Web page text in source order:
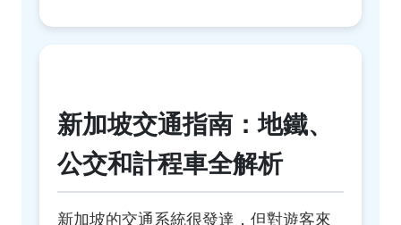
新加坡交通指南：地鐵、
公交和計程車全解析
新加坡的交通系統很發達，但對遊客來